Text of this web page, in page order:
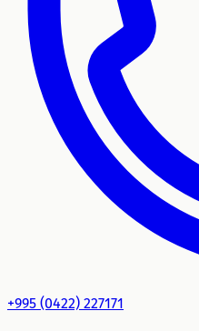
+995 (0422) 227171